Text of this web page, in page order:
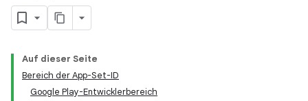
Auf dieser Seite
Bereich der App-Set-ID
Google Play-Entwicklerbereich